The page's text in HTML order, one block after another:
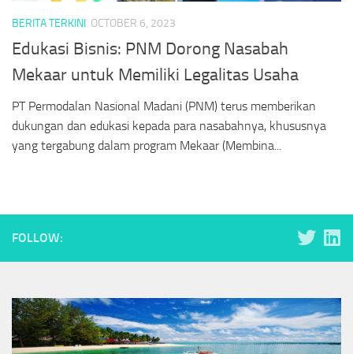
BERITA TERKINI OCTOBER 6, 2023
Edukasi Bisnis: PNM Dorong Nasabah
Mekaar untuk Memiliki Legalitas Usaha
PT Permodalan Nasional Madani (PNM) terus memberikan
dukungan dan edukasi kepada para nasabahnya, khususnya
yang tergabung dalam program Mekaar (Membina...
FOLLOW: